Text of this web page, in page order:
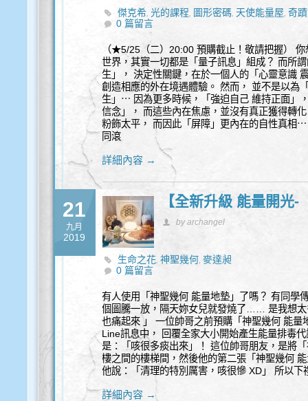
傑克希,光的課程, 圖形密碼, 天使能量屋,奇
開光儀式
0 篇留言
（★5/25（二）20:00 預購截止！敬請把握）
世界，其實一切都是「量子訊息」組成？ 而所
生」， 決定性關鍵，在於一個人的「心靈意識
創造相應的外在境遇體驗。 然而， 並不是以為
生」⋯ 因為更多時候，「強迫自己 維持正面」
信念」， 而這些內在焦慮，並沒有真正獲得轉
粉飾太平， 而因此「屏障」更內在的自性真相
同滾
詳細內容 →
21
九月
2019
【全新升級 能量開光
by archangel
生命之花,神聖幾何,麥達昶
0 篇留言
有人使用「神聖幾何 能量地墊」了嗎？ 有同學
個圖騰一放，隔天妳女兒就發燒了…… 是我想
也痛起來 」 一位帥哥之前預購「神聖幾何 能
Line訊息中， 回覆全家大小開始產生能量排毒
是：「咳很多痰出來」！ 這位帥哥朋友，是將
樓之間的樓梯間，然後他的第二張「神聖幾何
他說：「清理的特別厲害，咳很慘 XD」 所以下
詳細內容 →